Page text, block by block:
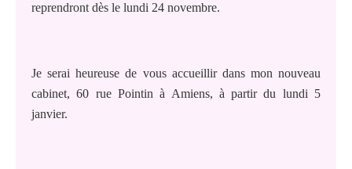
reprendront dès le lundi 24 novembre.
Je serai heureuse de vous accueillir dans mon nouveau
cabinet, 60 rue Pointin à Amiens, à partir du lundi 5
janvier.